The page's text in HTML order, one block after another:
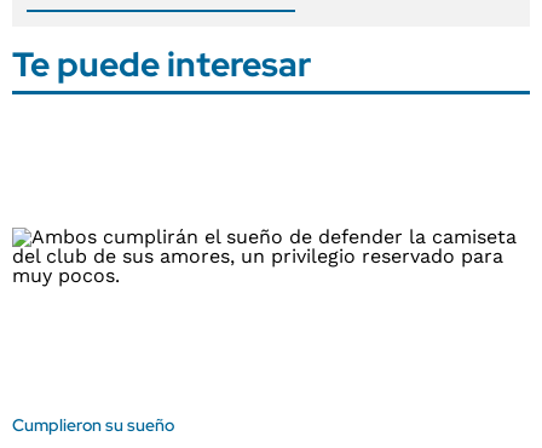
Te puede interesar
Cumplieron su sueño